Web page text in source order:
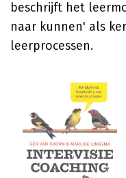
beschrijft het
naar kunnen' als
leerprocessen.